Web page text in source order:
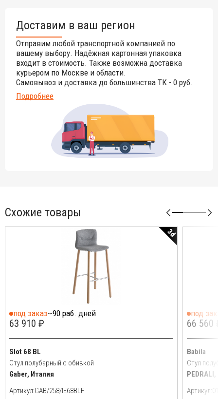
Доставим в ваш регион
Отправим любой транспортной компанией по
вашему выбору. Надёжная картонная упаковка
входит в стоимость. Также возможна доставка
курьером по Москве и области.
Самовывоз и доставка до большинства ТК - 0 руб.
Подробнее
Схожие товары
3d
под заказ~90 раб. дней
63 910 ₽
Slot 68 BL
Стул полубарный с обивкой
Gaber, Италия
Артикул:
под
66 560
Babila
Стул
Артикул: